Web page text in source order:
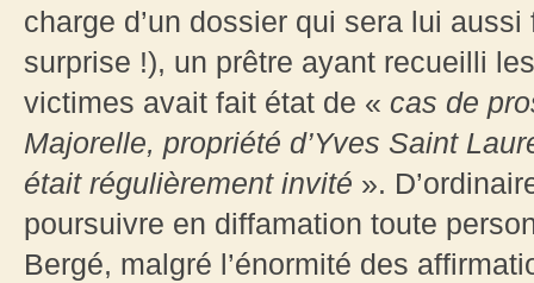
charge d’un dossier qui sera lui
surprise !), un prêtre ayant recueilli
victimes avait fait état de « cas de
Majorelle, propriété d’Yves Saint
était régulièrement invité ».
poursuivre en diffamation toute
Bergé, malgré l’énormité des